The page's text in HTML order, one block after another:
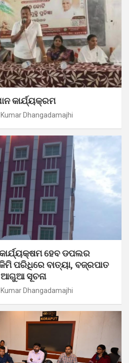
କାର୍ଯ୍ୟକ୍ରମ
Dhangadamajhi
ହେବ ଡପଲର
ପରିଧିରେ ବାତ୍ୟା, ବଜ୍ରପାତ
ଆଗୁଆ ସୂଚନା
Dhangadamajhi